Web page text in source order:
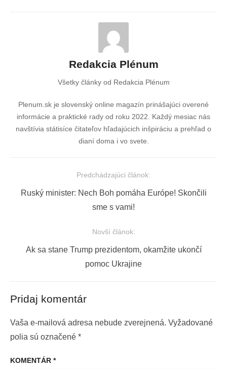
Redakcia Plénum
Všetky články od Redakcia Plénum
Plenum.sk je slovenský online magazín prinášajúci overené
informácie a praktické rady od roku 2022. Každý mesiac nás
navštívia státisíce čitateľov hľadajúcich inšpiráciu a prehľad o
dianí doma i vo svete.
Predchádzajúci článok:
Previous
Ruský minister: Nech Boh pomáha Európe! Skončili
sme s vami!
Novší článok:
NextAk sa stane Trump prezidentom, okamžite ukončí
pomoc Ukrajine
Pridaj komentár
Vaša e-mailová adresa nebude zverejnená. Vyžadované
polia sú označené *
KOMENTÁR *